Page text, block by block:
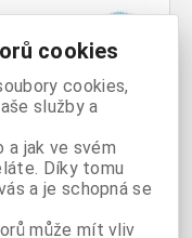
cookies
cookies,
služby a
a jak ve svém
Díky tomu
a je schopná se
může mít vliv